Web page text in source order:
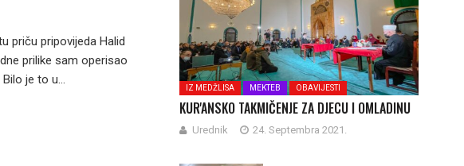
priču pripovijeda Halid
prilike sam operisao
je to u...
IZ MEDŽLISA MEKTEB OBAVIJESTI
KUR'ANSKO TAKMIČENJE ZA DJECU I OMLADINU
Urednik 24. Septembra 2021.